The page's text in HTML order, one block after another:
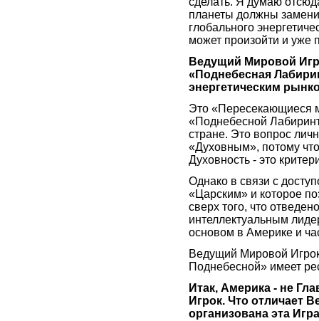
планеты должны
глобального
может произойти и уже
Ведущий Мировой
«Поднебесная
энергетическим
Это «Пересекающиеся
«Поднебесной
стране. Это вопрос
«Духовным», потому
Духовность - это
Однако в связи с
«Царским» и которое
сверх того, что
интеллектуальным
основом в Америке и
Ведущий Мировой
Поднебесной» имеет
Итак, Америка - не
Игрок. Что отличает
организована эта